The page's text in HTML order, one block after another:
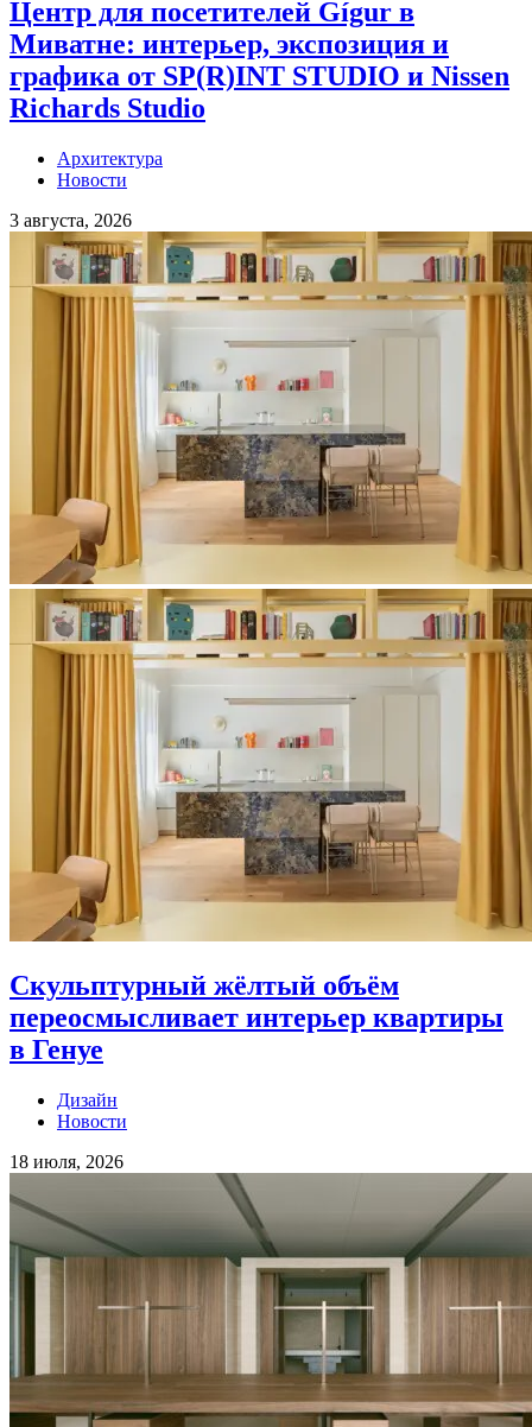
Центр для посетителей Gígur в
Миватне: интерьер, экспозиция и
графика от SP(R)INT STUDIO и Nissen
Richards Studio
Архитектура
Новости
3 августа, 2026
Скульптурный жёлтый объём
переосмысливает интерьер квартиры
в Генуе
Дизайн
Новости
18 июля, 2026